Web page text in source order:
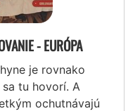
- EURÓPA
je rovnako
tu hovorí. A
ochutnávajú